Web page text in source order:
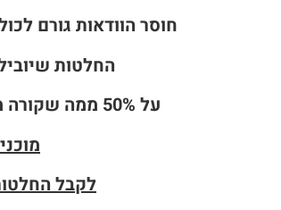
חוסר הוודאות גורם
החלטות
על 50% ממה שקורה מסביבנו אין לנו שליטה, אבל על 50% יש, וזה המון.
לקבל